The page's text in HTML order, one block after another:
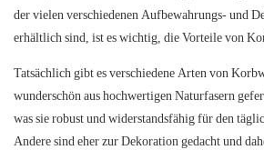
der vielen verschiedenen Aufbewahrungs- und
erhältlich sind, ist es wichtig, die Vorteile von
Tatsächlich gibt es verschiedene Arten von
wunderschön aus hochwertigen Naturfasern
was sie robust und widerstandsfähig für den
Andere sind eher zur Dekoration gedacht und